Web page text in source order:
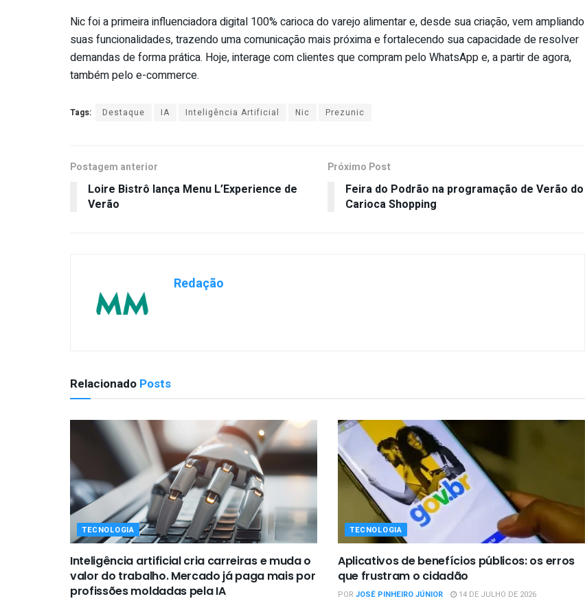
Nic foi a primeira influenciadora digital 100% carioca do varejo alimentar e, desde sua criação, vem ampliando
suas funcionalidades, trazendo uma comunicação mais próxima e fortalecendo sua capacidade de resolver
demandas de forma prática. Hoje, interage com clientes que compram pelo WhatsApp e, a partir de agora,
também pelo e-commerce.
Tags: Destaque IA Inteligência Artificial Nic Prezunic
Postagem anterior
Loire Bistrô lança Menu L’Experience de
Verão
Próximo Post
Feira do Podrão na programação de Verão do
Carioca Shopping
Redação
Relacionado Posts
TECNOLOGIA
Inteligência artificial cria carreiras e muda o
valor do trabalho. Mercado já paga mais por
profissões moldadas pela IA
TECNOLOGIA
Aplicativos de benefícios públicos: os erros
que frustram o cidadão
POR JOSÉ PINHEIRO JÚNIOR 14 DE JULHO DE 2026